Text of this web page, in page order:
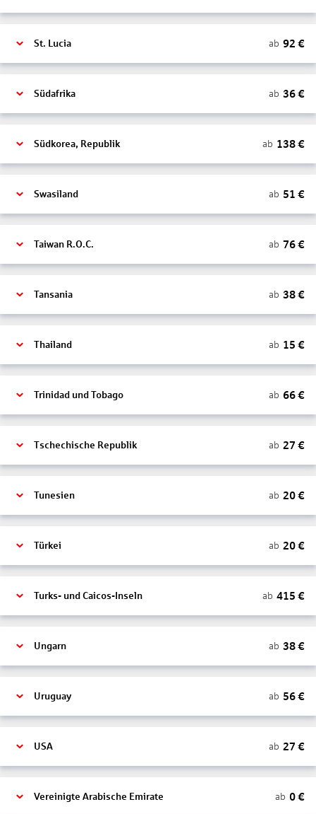
St. Lucia ab 92 €
Südafrika ab 36€
Südkorea, Republik ab 138€
Swasiland ab 51 €
Taiwan R.O.C. ab 76€
Tansania ab 38€
Thailand ab 15 €
Trinidad und Tobago ab 66€
Tschechische Republik ab 27 €
Tunesien ab 20€
Türkei ab 20€
Turks- und Caicos-Inseln ab 415 €
Ungarn ab 38€
Uruguay ab 56€
USA ab 27 €
Vereinigte Arabische Emirate ab 0€